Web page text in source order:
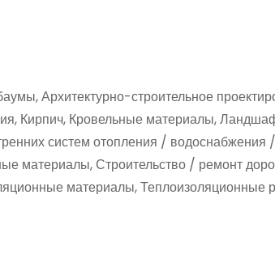
Архитектурно-строительное
Кровельные материалы,
систем отопления /
материалы, Строительство / ремонт
материалы,